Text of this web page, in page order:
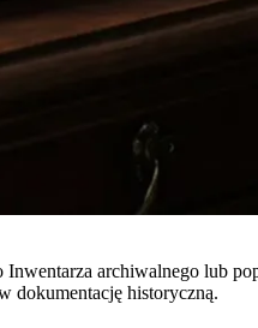
archiwalnego lub
dokumentację historyczną.